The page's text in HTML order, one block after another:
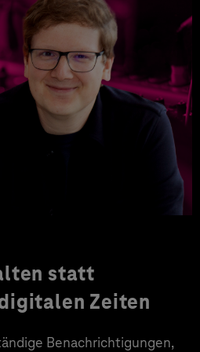
statt
Zeiten
Benachrichtigungen,